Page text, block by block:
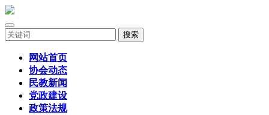
搜索
网站首页
协会动态
民教新闻
党政建设
政策法规